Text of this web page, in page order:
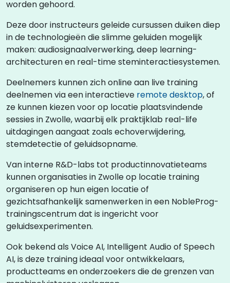
worden gehoord.
Deze door instructeurs geleide cursussen duiken diep
in de technologieën die slimme geluiden mogelijk
maken: audiosignaalverwerking, deep learning-
architecturen en real-time steminteractiesystemen.
Deelnemers kunnen zich online aan live training
deelnemen via een interactieve remote desktop, of
ze kunnen kiezen voor op locatie plaatsvindende
sessies in Zwolle, waarbij elk praktijklab real-life
uitdagingen aangaat zoals echoverwijdering,
stemdetectie of geluidsopname.
Van interne R&D-labs tot productinnovatieteams
kunnen organisaties in Zwolle op locatie training
organiseren op hun eigen locatie of
gezichtsafhankelijk samenwerken in een NobleProg-
trainingscentrum dat is ingericht voor
geluidsexperimenten.
Ook bekend als Voice AI, Intelligent Audio of Speech
AI, is deze training ideaal voor ontwikkelaars,
productteams en onderzoekers die de grenzen van